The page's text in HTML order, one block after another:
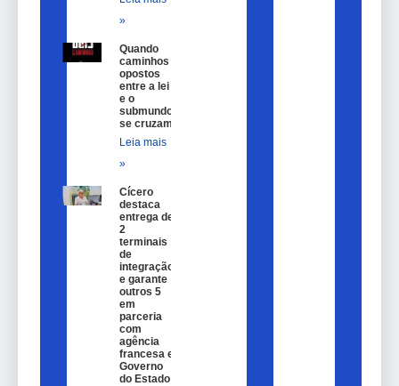
»
Quando
caminhos
opostos
entre a lei
e o
submundo
se cruzam
Leia mais
»
Cícero
destaca
entrega de
2
terminais
de
integração
e garante
outros 5
em
parceria
com
agência
francesa e
Governo
do Estado